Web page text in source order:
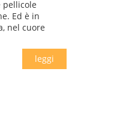
pellicole
Ed è in
nel cuore
leggi